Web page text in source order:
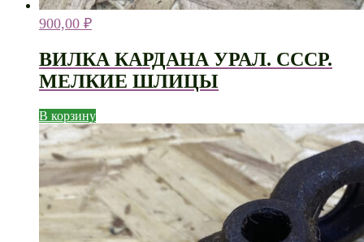
900,00 ₽
ВИЛКА КАРДАНА УРАЛ. СССР.
МЕЛКИЕ ШЛИЦЫ
В корзину